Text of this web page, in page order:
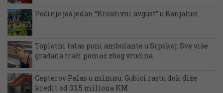
Počinje još jedan “Kreativni avgust” u Banjaluci
Toplotni talas puni ambulante u Srpskoj: Sve više
građana traži pomoć zbog vrućina
Cepterov Palas u minusu: Gubici rastu dok diže
kredit od 33,5 miliona KM